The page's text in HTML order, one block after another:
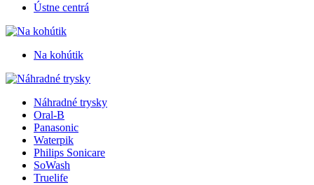
Ústne centrá
Na kohútik
Náhradné trysky
Oral-B
Panasonic
Waterpik
Philips Sonicare
SoWash
Truelife